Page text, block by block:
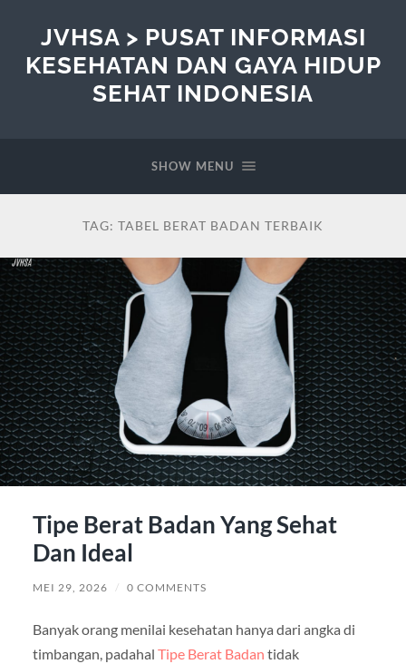
JVHSA > PUSAT INFORMASI
KESEHATAN DAN GAYA HIDUP
SEHAT INDONESIA
SHOW MENU
TAG: TABEL BERAT BADAN TERBAIK
Tipe Berat Badan Yang Sehat
Dan Ideal
MEI 29, 2026 / 0 COMMENTS
Banyak orang menilai kesehatan hanya dari angka di
timbangan, padahal Tipe Berat Badan tidak